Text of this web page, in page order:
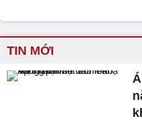
TIN MỚI